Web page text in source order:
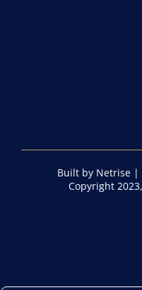
Built by Netrise|